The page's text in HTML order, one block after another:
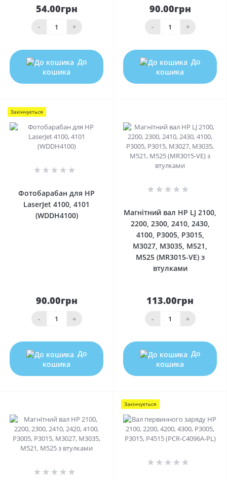
54.00грн
- +
До
кошика
90.00грн
- +
До
кошика
Закінчується
Фотобарабан для HP
LaserJet 4100, 4101
(WDDH4100)
90.00грн
- +
До
кошика
Магнітний вал HP LJ 2100,
2200, 2300, 2410, 2430,
4100, P3005, P3015,
M3027, M3035, M521,
M525 (MR3015-VE) з
втулками
113.00грн
- +
До
кошика
Закінчується